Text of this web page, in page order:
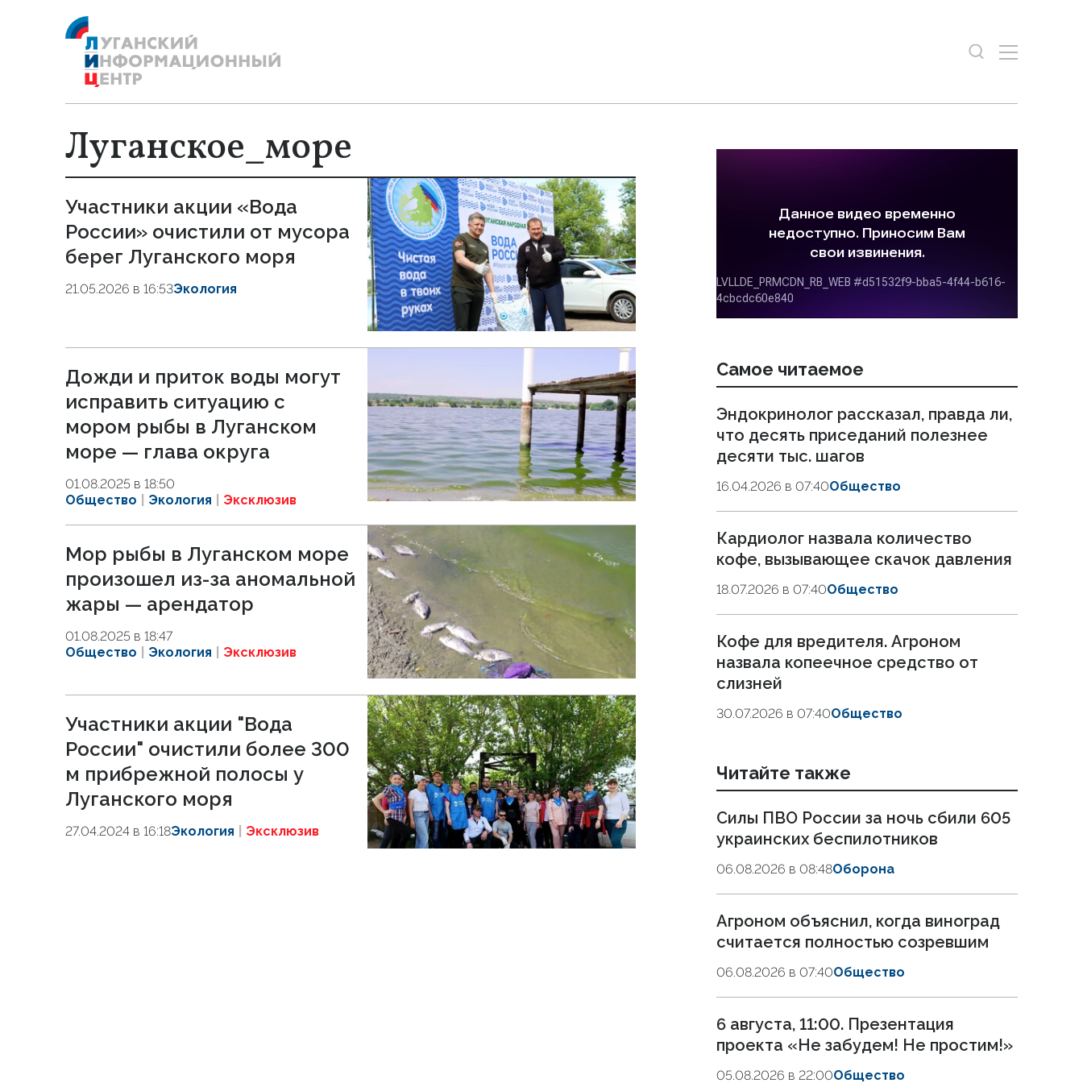
Луганское_море
Участники акции «Вода
России» очистили от мусора
берег Луганского моря
21.05.2026 в 16:53Экология
Дожди и приток воды могут
исправить ситуацию с
мором рыбы в Луганском
море — глава округа
01.08.2025 в 18:50
Общество
Экология Эксклюзив
Мор рыбы в Луганском море
произошел из-за аномальной
жары — арендатор
01.08.2025 в 18:47
Общество
Экология Эксклюзив
Участники акции "Вода
России" очистили более 300
м прибрежной полосы у
Луганского моря
27.04.2024 в 16:18Экология Эксклюзив
Самое читаемое
Эндокринолог рассказал, правда ли,
что десять приседаний полезнее
десяти тыс. шагов
16.04.2026 в 07:40Общество
Кардиолог назвала количество
кофе, вызывающее скачок давления
18.07.2026 в 07:40Общество
Кофе для вредителя. Агроном
назвала копеечное средство от
слизней
30.07.2026 в 07:40Общество
Читайте также
Силы ПВО России за ночь сбили 605
украинских беспилотников
06.08.2026 в 08:48Оборона
Агроном объяснил, когда виноград
считается полностью созревшим
06.08.2026 в 07:40Общество
6 августа, 11:00. Презентация
проекта «Не забудем! Не простим!»
05.08.2026 в 22:00Общество